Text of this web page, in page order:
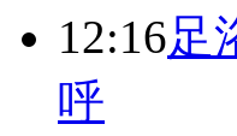
12:16足
呼